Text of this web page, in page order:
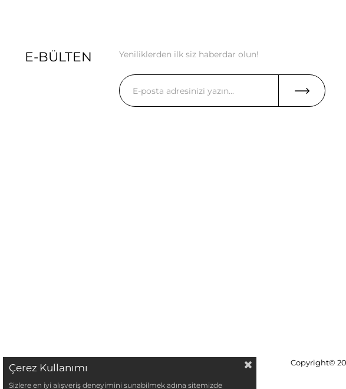
E-BÜLTEN Yeniliklerden ilk siz haberdar olun!
Copyright©
Çerez Kullanımı
Sizlere en iyi alışveriş deneyimini sunabilmek adına sitemizde